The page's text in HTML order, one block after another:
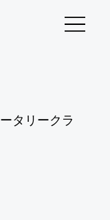
タリークラ